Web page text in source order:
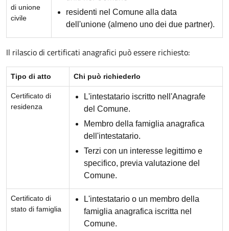
di unione
civile
residenti nel Comune alla data
dell'unione (almeno uno dei due partner).
Il rilascio di certificati anagrafici può essere richiesto:
Tipo di atto Chi può richiederlo
Certificato di
residenza
L'intestatario iscritto nell'Anagrafe
del Comune.
Membro della famiglia anagrafica
dell'intestatario.
Terzi con un interesse legittimo e
specifico, previa valutazione del
Comune.
Certificato di
stato di famiglia
L'intestatario o un membro della
famiglia anagrafica iscritta nel
Comune.